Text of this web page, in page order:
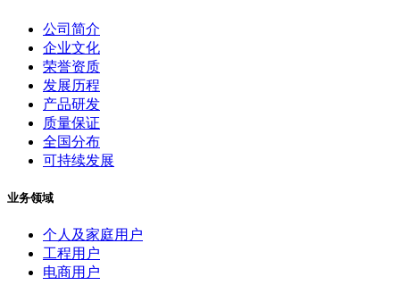
公司简介
企业文化
荣誉资质
发展历程
产品研发
质量保证
全国分布
可持续发展
业务领域
个人及家庭用户
工程用户
电商用户